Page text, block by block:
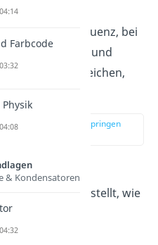
ist die
die Frequenz, bei
Widerstand R
und
abgleichen,
zur Stelle im Video springen
ja bereits dargestellt, wie
lässt.
Farbcode
& Kondensatoren